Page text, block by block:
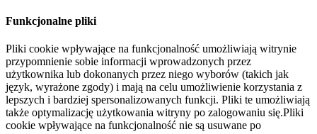
Funkcjonalne pliki
Pliki cookie wpływające na funkcjonalność umożliwiają witrynie
przypomnienie sobie informacji wprowadzonych przez
użytkownika lub dokonanych przez niego wyborów (takich jak
język, wyrażone zgody) i mają na celu umożliwienie korzystania z
lepszych i bardziej spersonalizowanych funkcji. Pliki te umożliwiają
także optymalizację użytkowania witryny po zalogowaniu się.Pliki
cookie wpływające na funkcjonalność nie są usuwane po